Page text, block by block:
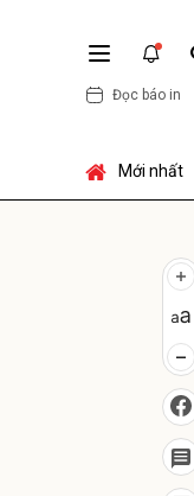
Đọc báo in
Mới nhất